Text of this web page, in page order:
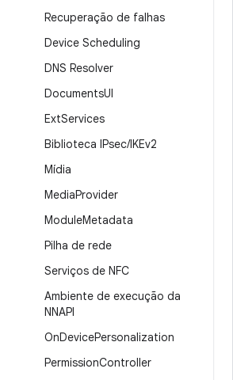
Recuperação de falhas
Device Scheduling
DNS Resolver
DocumentsUI
ExtServices
Biblioteca IPsec/IKEv2
Mídia
MediaProvider
ModuleMetadata
Pilha de rede
Serviços de NFC
Ambiente de execução da
NNAPI
OnDevicePersonalization
PermissionController